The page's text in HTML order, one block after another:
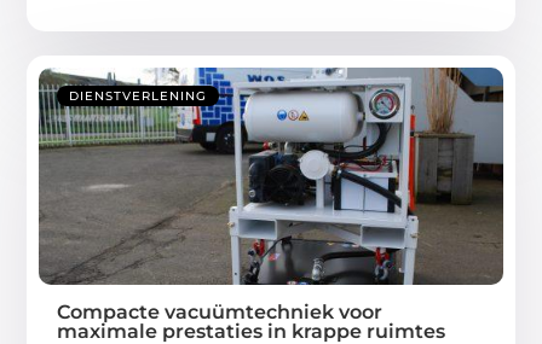
DIENSTVERLENING
Compacte vacuümtechniek voor
maximale prestaties in krappe ruimtes